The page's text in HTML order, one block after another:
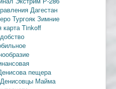
Дагестан
Тургояк Зимние
карта Tinkoff
пещера
Денисовцы Майма